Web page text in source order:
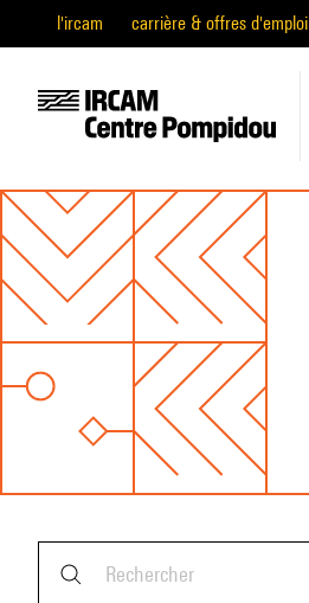
l'ircam carrière & offres d'emploi